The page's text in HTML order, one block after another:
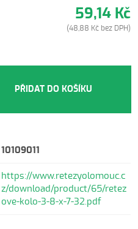
59,14 Kč
(48,88 Kč bez DPH)
PŘIDAT DO KOŠÍKU
10109011
https://www.retezyolomouc.c
z/download/product/65/retez
ove-kolo-3-8-x-7-32.pdf